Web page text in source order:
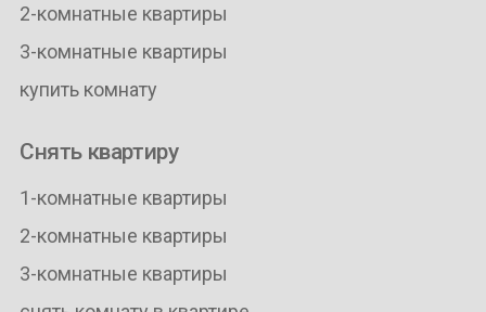
2-комнатные квартиры
3-комнатные квартиры
купить комнату
Снять квартиру
1-комнатные квартиры
2-комнатные квартиры
3-комнатные квартиры